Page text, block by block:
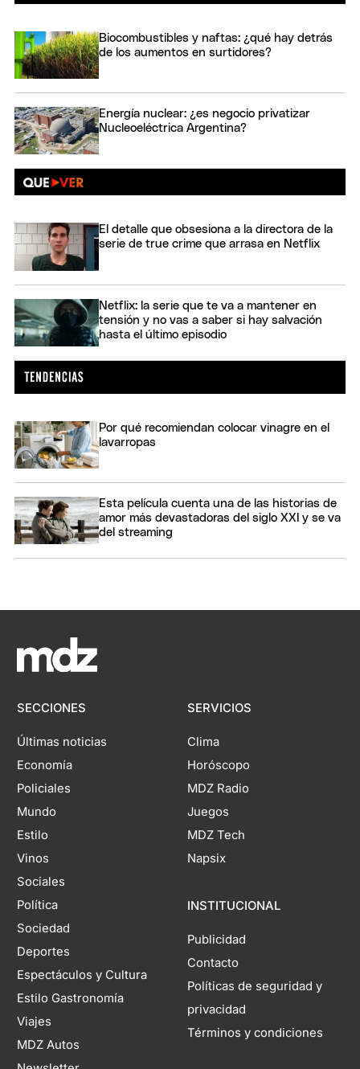
Biocombustibles y naftas: ¿qué hay detrás
de los aumentos en surtidores?
Energía nuclear: ¿es negocio privatizar
Nucleoeléctrica Argentina?
El detalle que obsesiona a la directora de la
serie de true crime que arrasa en Netflix
Netflix: la serie que te va a mantener en
tensión y no vas a saber si hay salvación
hasta el último episodio
Por qué recomiendan colocar vinagre en el
lavarropas
Esta película cuenta una de las historias de
amor más devastadoras del siglo XXI y se va
del streaming
SECCIONES
Últimas noticias
Economía
Policiales
Mundo
Estilo
Vinos
Sociales
Política
Sociedad
Deportes
Espectáculos y Cultura
Estilo Gastronomía
Viajes
MDZ Autos
SERVICIOS
Clima
Horóscopo
MDZ Radio
Juegos
MDZ Tech
Napsix
INSTITUCIONAL
Publicidad
Contacto
Políticas de seguridad y
privacidad
Términos y condiciones